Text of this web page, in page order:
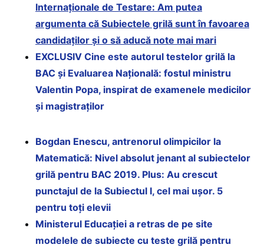
Internaționale de Testare: Am putea
argumenta că Subiectele grilă sunt în favoarea
candidaților și o să aducă note mai mari
EXCLUSIV Cine este autorul testelor grilă la
BAC și Evaluarea Națională: fostul ministru
Valentin Popa, inspirat de examenele medicilor
și magistraților
Bogdan Enescu, antrenorul olimpicilor la
Matematică: Nivel absolut jenant al subiectelor
grilă pentru BAC 2019. Plus: Au crescut
punctajul de la Subiectul I, cel mai ușor. 5
pentru toți elevii
Ministerul Educației a retras de pe site
modelele de subiecte cu teste grilă pentru